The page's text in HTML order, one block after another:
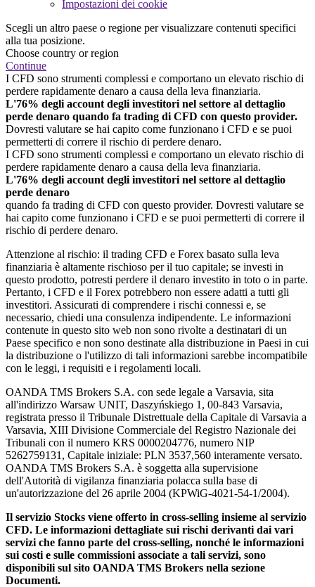
Impostazioni dei cookie
Scegli un altro paese o regione per visualizzare contenuti specifici
alla tua posizione.
Choose country or region
Continue
I CFD sono strumenti complessi e comportano un elevato rischio di
perdere rapidamente denaro a causa della leva finanziaria.
L'76% degli account degli investitori nel settore al dettaglio
perde denaro quando fa trading di CFD con questo provider.
Dovresti valutare se hai capito come funzionano i CFD e se puoi
permetterti di correre il rischio di perdere denaro.
I CFD sono strumenti complessi e comportano un elevato rischio di
perdere rapidamente denaro a causa della leva finanziaria.
L'76% degli account degli investitori nel settore al dettaglio
perde denaro
quando fa trading di CFD con questo provider. Dovresti valutare se
hai capito come funzionano i CFD e se puoi permetterti di correre il
rischio di perdere denaro.
Attenzione al rischio: il trading CFD e Forex basato sulla leva
finanziaria è altamente rischioso per il tuo capitale; se investi in
questo prodotto, potresti perdere il denaro investito in toto o in parte.
Pertanto, i CFD e il Forex potrebbero non essere adatti a tutti gli
investitori. Assicurati di comprendere i rischi connessi e, se
necessario, chiedi una consulenza indipendente. Le informazioni
contenute in questo sito web non sono rivolte a destinatari di un
Paese specifico e non sono destinate alla distribuzione in Paesi in cui
la distribuzione o l'utilizzo di tali informazioni sarebbe incompatibile
con le leggi, i requisiti e i regolamenti locali.
OANDA TMS Brokers S.A. con sede legale a Varsavia, sita
all'indirizzo Warsaw UNIT, Daszyńskiego 1, 00-843 Varsavia,
registrata presso il Tribunale Distrettuale della Capitale di Varsavia a
Varsavia, XIII Divisione Commerciale del Registro Nazionale dei
Tribunali con il numero KRS 0000204776, numero NIP
5262759131, Capitale iniziale: PLN 3537,560 interamente versato.
OANDA TMS Brokers S.A. è soggetta alla supervisione
dell'Autorità di vigilanza finanziaria polacca sulla base di
un'autorizzazione del 26 aprile 2004 (KPWiG-4021-54-1/2004).
Il servizio Stocks viene offerto in cross-selling insieme al servizio
CFD. Le informazioni dettagliate sui rischi derivanti dai vari
servizi che fanno parte del cross-selling, nonché le informazioni
sui costi e sulle commissioni associate a tali servizi, sono
disponibili sul sito OANDA TMS Brokers nella sezione
Documenti.